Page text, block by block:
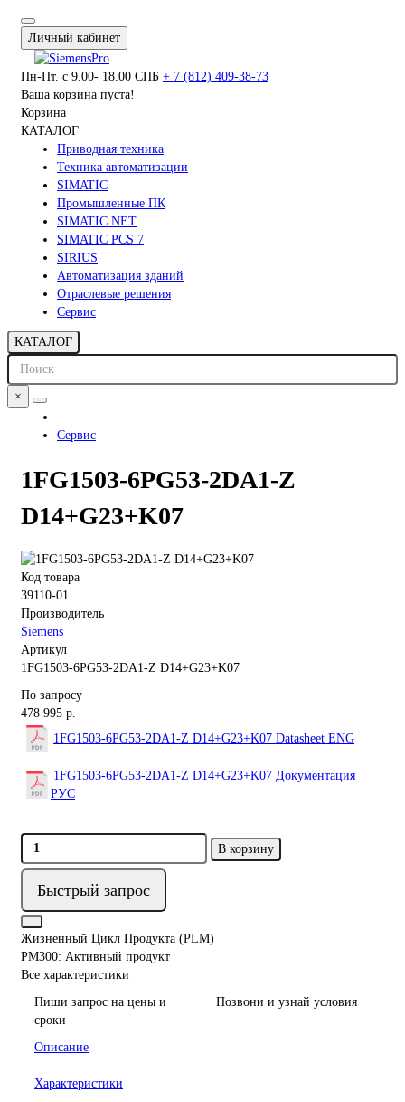
Личный кабинет
Пн-Пт. с 9.00- 18.00 СПБ + 7 (812) 409-38-73
Ваша корзина пуста!
Корзина
КАТАЛОГ
Приводная техника
Техника автоматизации
SIMATIC
Промышленные ПК
SIMATIC NET
SIMATIC PCS 7
SIRIUS
Автоматизация зданий
Отраслевые решения
Сервис
КАТАЛОГ
×
Сервис
1FG1503-6PG53-2DA1-Z
D14+G23+K07
Код товара
39110-01
Производитель
Siemens
Артикул
1FG1503-6PG53-2DA1-Z D14+G23+K07
По запросу
478 995 р.
1FG1503-6PG53-2DA1-Z D14+G23+K07 Datasheet ENG
1FG1503-6PG53-2DA1-Z D14+G23+K07 Документация
РУС
В корзину
Быстрый запрос
Жизненный Цикл Продукта (PLM)
PM300: Активный продукт
Все характеристики
Пиши запрос на цены и
сроки
Позвони и узнай условия
Описание
Характеристики